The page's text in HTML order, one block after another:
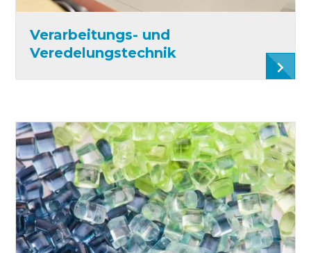
Verarbeitungs- und
Veredelungstechnik